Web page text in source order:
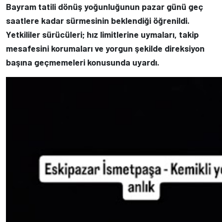
Bayram tatili dönüş yoğunluğunun pazar günü geç
saatlere kadar sürmesinin beklendiği öğrenildi.
Yetkililer sürücüleri; hız limitlerine uymaları, takip
mesafesini korumaları ve yorgun şekilde direksiyon
başına geçmemeleri konusunda uyardı.